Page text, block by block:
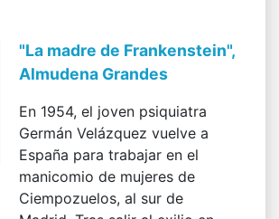
"La madre de Frankenstein",
Almudena Grandes
En 1954, el joven psiquiatra
Germán Velázquez vuelve a
España para trabajar en el
manicomio de mujeres de
Ciempozuelos, al sur de